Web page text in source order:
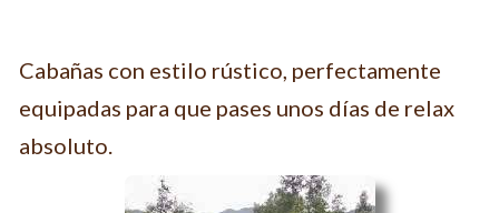
Cabañas con estilo rústico, perfectamente
equipadas para que pases unos días de relax
absoluto.